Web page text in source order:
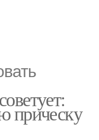
прическу